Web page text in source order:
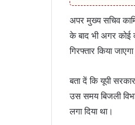
अपर मुख्य सचिव
के बाद भी अगर कोई
गिरफ्तार किया
बता दें कि यूपी
उस समय बिजली
लगा दिया था।